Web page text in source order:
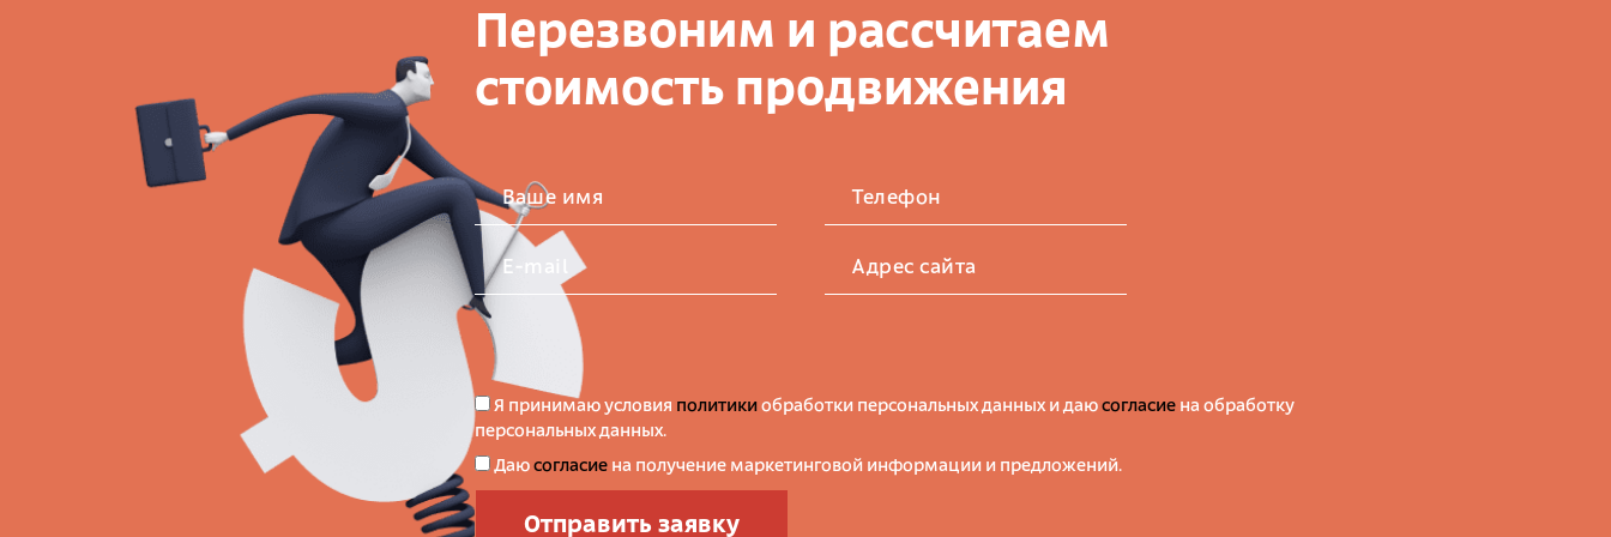
Перезвоним и рассчитаем
стоимость продвижения
Ваше имя Телефон
E-mail Адрес сайта
Я принимаю условия политики обработки персональных данных и даю согласие на обработку
персональных данных.
Даю согласие на получение маркетинговой информации и предложений.
Отправить заявку